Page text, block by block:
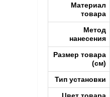
Материал
товара
Метод
нанесения
Размер товара
(см)
Тип установки
Цвет товара